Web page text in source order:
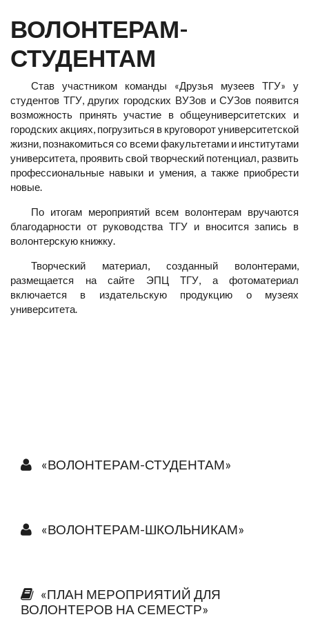
ВОЛОНТЕРАМ-
СТУДЕНТАМ
Став участником команды «Друзья музеев ТГУ» у
студентов ТГУ, других городских ВУЗов и СУЗов появится
возможность принять участие в общеуниверситетских и
городских акциях, погрузиться в круговорот университетской
жизни, познакомиться со всеми факультетами и институтами
университета, проявить свой творческий потенциал, развить
профессиональные навыки и умения, а также приобрести
новые.
По итогам мероприятий всем волонтерам вручаются
благодарности от руководства ТГУ и вносится запись в
волонтерскую книжку.
Творческий материал, созданный волонтерами,
размещается на сайте ЭПЦ ТГУ, а фотоматериал
включается в издательскую продукцию о музеях
университета.
«ВОЛОНТЕРАМ-СТУДЕНТАМ»
«ВОЛОНТЕРАМ-ШКОЛЬНИКАМ»
«ПЛАН МЕРОПРИЯТИЙ ДЛЯ
ВОЛОНТЕРОВ НА СЕМЕСТР»